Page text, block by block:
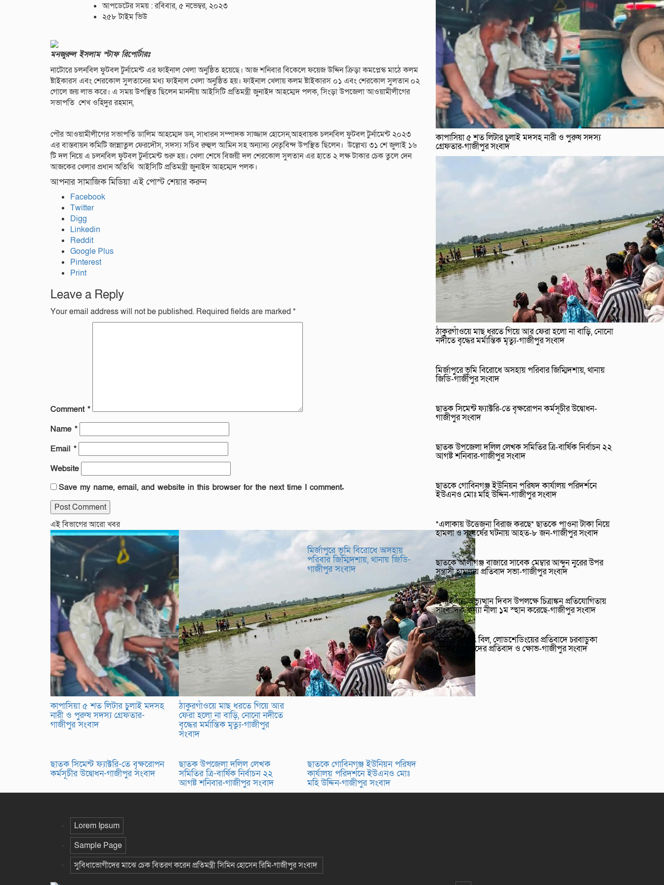
আপডেটের সময় : রবিবার, ৫ নভেম্বর, ২০২৩
২৫৮ টাইম ভিউ
মনজুরুল ইসলাম স্টাফ রিপোর্টারঃ
নাটোরে চলনবিল ফুটবল টুর্নামেন্ট এর ফাইনাল খেলা অনুষ্ঠিত হয়েছে। আজ শনিবার বিকেলে ফয়েজ উদ্দিন ক্রিড়া কমপ্লেস্ক মাঠে কলম
ষ্টাইকারস এবং শেরকোল সুলতানের মধ্য ফাইনাল খেলা অনুষ্ঠিত হয়। ফাইনাল খেলায় কলম ষ্টাইকারস ০১ এবং শেরকোল সুলতান ০২
গোলে জয় লাভ করে। এ সময় উপস্থিত ছিলেন মাননীয় আইসিটি প্রতিমন্ত্রী জুনাইদ আহম্মেদ পলক, সিংড়া উপজেলা আওয়ামীলীগের
সভাপতি শেখ ওহিদুর রহমান,
পৌর আওয়ামীলীগের সভাপতি ডালিম আহম্মেদ ডন, সাধারন সম্পাদক সাজ্জাদ হোসেন,আহবায়ক চলনবিল ফুটবল টুর্নামেন্ট ২০২৩
এর বাস্তবায়ন কমিটি জান্নাতুল ফেরদৌস, সদস্য সচিব রুহুল আমিন সহ অন্যান্য নেতৃবিন্দ উপস্থিত ছিলেন। উল্লেখ্য ৩১ শে জুলাই ১৬
টি দল নিয়ে এ চলনবিল ফুটবল টুর্নামেন্ট শুরু হয়। খেলা শেষে বিজয়ী দল শেরকোল সুলতান এর হাতে ২ লক্ষ টাকার চেক তুলে দেন
আজকের খেলার প্রধান অতিথি আইসিটি প্রতিমন্ত্রী জুনাইদ আহম্মেদ পলক।
আপনার সামাজিক মিডিয়া এই পোস্ট শেয়ার করুন
Facebook
Twitter
Digg
Linkedin
Reddit
Google Plus
Pinterest
Print
Leave a Reply
Your email address will not be published. Required fields are marked *
Comment *
Name *
Email *
Website
Save my name, email, and website in this browser for the next time I comment.
এই বিভাগের আরো খবর
কাপাসিয়া ৫ শত লিটার চুলাই মদসহ
নারী ও পুরুষ সদস্য গ্রেফতার-
গাজীপুর সংবাদ
ঠাকুরগাঁওয়ে মাছ ধরতে গিয়ে আর
ফেরা হলো না বাড়ি, নোনো নদীতে
বৃদ্ধের মর্মান্তিক মৃত্যু-গাজীপুর
সংবাদ
মির্জাপুরে ভূমি বিরোধে অসহায়
পরিবার জিম্মিদশায়, থানায় জিডি-
গাজীপুর সংবাদ
ছাতক সিমেন্ট ফ্যাক্টরি-তে বৃক্ষরোপন
কর্মসূচীর উদ্বোধন-গাজীপুর সংবাদ
ছাতক উপজেলা দলিল লেখক
সমিতির ত্রি-বার্ষিক নির্বাচন ২২
আগষ্ট শনিবার-গাজীপুর সংবাদ
ছাতকে গোবিনগঞ্জ ইউনিয়ন পরিষদ
কার্যালয় পরিদর্শনে ইউএনও মোঃ
মহি উদ্দিন-গাজীপুর সংবাদ
কাপাসিয়া ৫ শত লিটার চুলাই মদসহ নারী ও পুরুষ সদস্য
গ্রেফতার-গাজীপুর সংবাদ
ঠাকুরগাঁওয়ে মাছ ধরতে গিয়ে আর ফেরা হলো না বাড়ি, নোনো
নদীতে বৃদ্ধের মর্মান্তিক মৃত্যু-গাজীপুর সংবাদ
মির্জাপুরে ভূমি বিরোধে অসহায় পরিবার জিম্মিদশায়, থানায়
জিডি-গাজীপুর সংবাদ
ছাতক সিমেন্ট ফ্যাক্টরি-তে বৃক্ষরোপন কর্মসূচীর উদ্বোধন-
গাজীপুর সংবাদ
ছাতক উপজেলা দলিল লেখক সমিতির ত্রি-বার্ষিক নির্বাচন ২২
আগষ্ট শনিবার-গাজীপুর সংবাদ
ছাতকে গোবিনগঞ্জ ইউনিয়ন পরিষদ কার্যালয় পরিদর্শনে
ইউএনও মোঃ মহি উদ্দিন-গাজীপুর সংবাদ
*এলাকায় উত্তেজনা বিরাজ করছে* ছাতকে পাওনা টাকা নিয়ে
হামলা ও সংঘর্ষের ঘটনায় আহত-৮ জন-গাজীপুর সংবাদ
ছাতকে আলীগঞ্জ বাজারে সাবেক মেম্বার আব্দুন নুরের উপর
সন্ত্রাসী হামলায় প্রতিবাদ সভা-গাজীপুর সংবাদ
জুলাই গন-অভ্যুত্থান দিবস উপলক্ষে চিত্রাঙ্কন প্রতিযোগিতায়
সাংবাদিক কন্যা নীলা ১ম স্হান করেছে-গাজীপুর সংবাদ
ছাতকে বিদ্যুৎ বিল, লোডশেডিংয়ের প্রতিবাদে চরবাড়ুকা
গ্রামের গ্রাহকদের প্রতিবাদ ও ক্ষোভ-গাজীপুর সংবাদ
Lorem Ipsum
Sample Page
সুবিধাভোগীদের মাঝে চেক বিতরণ করেন প্রতিমন্ত্রী সিমিন হোসেন রিমি-গাজীপুর সংবাদ